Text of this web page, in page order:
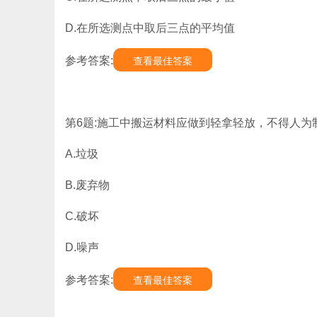
D.在所选测点中取后三点的平均值
参考答案: 查看最佳答案
第6题:施工中搬运材料应做到轻拿轻放，不得人为
A.垃圾
B.废弃物
C.破坏
D.噪声
参考答案: 查看最佳答案